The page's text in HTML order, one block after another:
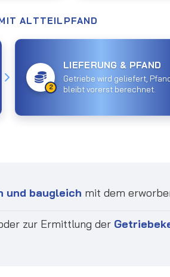
ALTTEILPFAND
2
LIEFERUNG & PFAND
Getriebe wird geliefert,
bleibt vorerst berechnet.
und baugleich mit dem
zur Ermittlung der